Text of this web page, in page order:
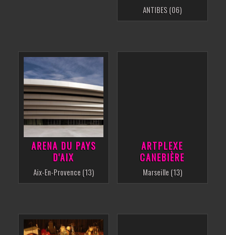
ANTIBES (06)
ARENA DU PAYS
D'AIX
Aix-En-Provence (13)
ARTPLEXE
CANEBIÈRE
Marseille (13)